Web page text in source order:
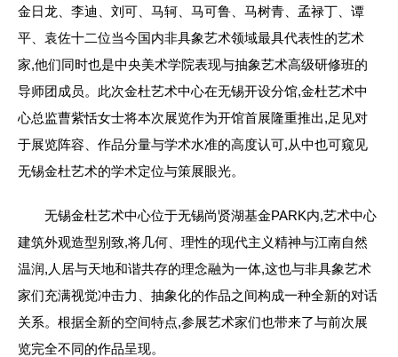
金日龙、李迪、刘可、马轲、马可鲁、马树青、孟禄丁、谭
平、袁佐十二位当今国内非具象艺术领域最具代表性的艺术
家,他们同时也是中央美术学院表现与抽象艺术高级研修班的
导师团成员。此次金杜艺术中心在无锡开设分馆,金杜艺术中
心总监曹紫恬女士将本次展览作为开馆首展隆重推出,足见对
于展览阵容、作品分量与学术水准的高度认可,从中也可窥见
无锡金杜艺术的学术定位与策展眼光。
无锡金杜艺术中心位于无锡尚贤湖基金PARK内,艺术中心
建筑外观造型别致,将几何、理性的现代主义精神与江南自然
温润,人居与天地和谐共存的理念融为一体,这也与非具象艺术
家们充满视觉冲击力、抽象化的作品之间构成一种全新的对话
关系。根据全新的空间特点,参展艺术家们也带来了与前次展
览完全不同的作品呈现。